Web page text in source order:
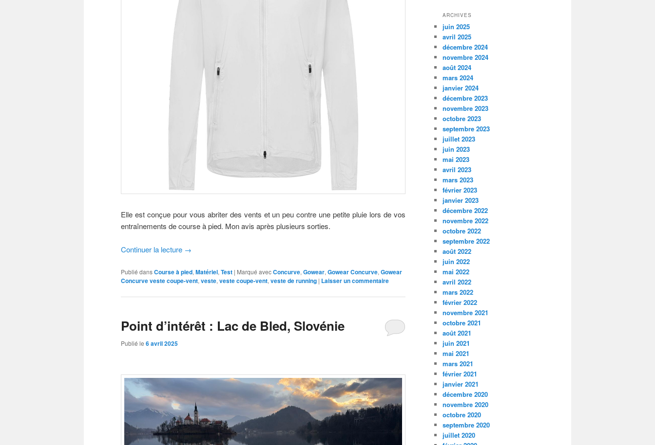
Elle est conçue pour vous abriter des vents et un peu contre une petite pluie lors de vos
entraînements de course à pied. Mon avis après plusieurs sorties.
Continuer la lecture →
Publié dansCourse à pied, Matériel, Test | Marqué avecConcurve, Gowear, Gowear Concurve, Gowear
Concurve veste coupe-vent, veste, veste coupe-vent, veste de running | Laisser un commentaire
Point d’intérêt : Lac de Bled, Slovénie
Publié le 6 avril 2025
ARCHIVES
juin 2025
avril 2025
décembre 2024
novembre 2024
août 2024
mars 2024
janvier 2024
décembre 2023
novembre 2023
octobre 2023
septembre 2023
juillet 2023
juin 2023
mai 2023
avril 2023
mars 2023
février 2023
janvier 2023
décembre 2022
novembre 2022
octobre 2022
septembre 2022
août 2022
juin 2022
mai 2022
avril 2022
mars 2022
février 2022
novembre 2021
octobre 2021
août 2021
juin 2021
mai 2021
mars 2021
février 2021
janvier 2021
décembre 2020
novembre 2020
octobre 2020
septembre 2020
juillet 2020